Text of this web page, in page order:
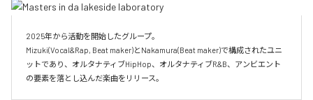
2025年から活動を開始したグループ。
Mizuki(Vocal&Rap, Beat maker)とNakamura(Beat maker)で構成されたユニ
ットであり、オルタナティブHipHop、オルタナティブR&B、アンビエント